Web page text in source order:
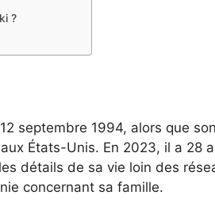
?
septembre 1994, alors que
États-Unis. En 2023, il a 28
détails de sa vie loin des
concernant sa famille.